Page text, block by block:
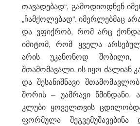
თავადებად“, გამოდიოდნენ
„ჩამქოლებად“. იმერლებმაც
და ვფიქრობ, რომ არც
იმიტომ, რომ ყველა
არის უკანონოდ
შთამომავალი. ის იყო ძალიან
და შესანიშნავი
შორის – უამრავი წმინდანი.
კლუბი ყოველთვის
ფორმულა